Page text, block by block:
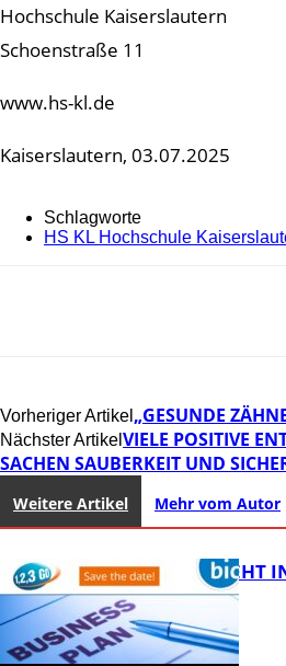
Hochschule Kaiserslautern
Schoenstraße 11
www.hs-kl.de
Kaiserslautern, 03.07.2025
Schlagworte
HS KL Hochschule
Vorheriger Artikel „GESUNDE
Nächster Artikel VIELE POSITIVE
SACHEN SAUBERKEIT UND
Weitere Artikel Mehr vom Autor
1,2,3 GO® GEHT